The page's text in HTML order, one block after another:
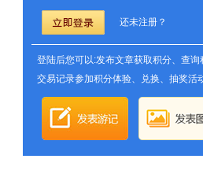
还未注册？
登陆后您可以:发布文章获取积分、查询
交易记录参加积分体验、兑换、抽奖活